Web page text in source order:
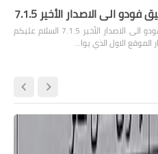
الى الاصدار الأخير 7.1.5
تحديث نسخة تطبيق فودو الى الاصدار الأخير 7.1.5 السلام عليكم
الاول الذي يوا…